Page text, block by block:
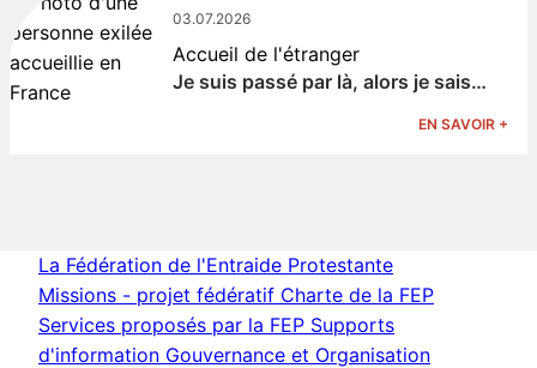
03.07.2026
Accueil de l'étranger
Je suis passé par là, alors je sais…
EN SAVOIR +
La Fédération de l'Entraide Protestante
Missions - projet fédératif Charte de la FEP
Services proposés par la FEP Supports
d'information Gouvernance et Organisation